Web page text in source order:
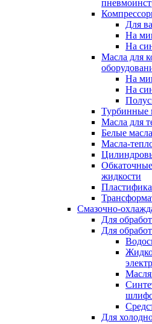
Для
На
На
Масла для
На
На
Турбинные
Масла для
Белые масла
Масла-
жидкости
Смазочно-
Для
Для
Для